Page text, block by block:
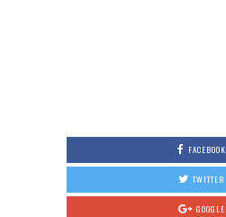
FACEBOOK
TWITTER
GOOGLE